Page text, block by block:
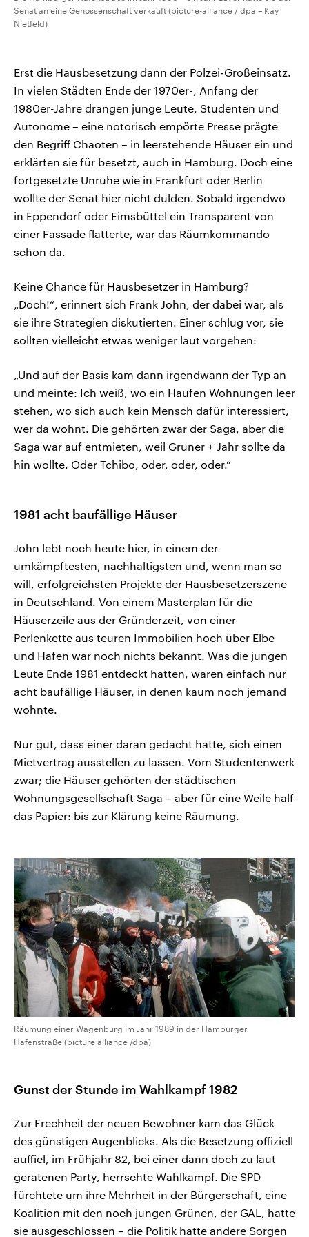
Senat an eine Genossenschaft verkauft (picture-alliance / dpa – Kay
Nietfeld)
Erst die Hausbesetzung dann der Polzei-Großeinsatz.
In vielen Städten Ende der 1970er-, Anfang der
1980er-Jahre drangen junge Leute, Studenten und
Autonome – eine notorisch empörte Presse prägte
den Begriff Chaoten – in leerstehende Häuser ein und
erklärten sie für besetzt, auch in Hamburg. Doch eine
fortgesetzte Unruhe wie in Frankfurt oder Berlin
wollte der Senat hier nicht dulden. Sobald irgendwo
in Eppendorf oder Eimsbüttel ein Transparent von
einer Fassade flatterte, war das Räumkommando
schon da.
Keine Chance für Hausbesetzer in Hamburg?
„Doch!“, erinnert sich Frank John, der dabei war, als
sie ihre Strategien diskutierten. Einer schlug vor, sie
sollten vielleicht etwas weniger laut vorgehen:
„Und auf der Basis kam dann irgendwann der Typ an
und meinte: Ich weiß, wo ein Haufen Wohnungen leer
stehen, wo sich auch kein Mensch dafür interessiert,
wer da wohnt. Die gehörten zwar der Saga, aber die
Saga war auf entmieten, weil Gruner + Jahr sollte da
hin wollte. Oder Tchibo, oder, oder, oder.“
1981 acht baufällige Häuser
John lebt noch heute hier, in einem der
umkämpftesten, nachhaltigsten und, wenn man so
will, erfolgreichsten Projekte der Hausbesetzerszene
in Deutschland. Von einem Masterplan für die
Häuserzeile aus der Gründerzeit, von einer
Perlenkette aus teuren Immobilien hoch über Elbe
und Hafen war noch nichts bekannt. Was die jungen
Leute Ende 1981 entdeckt hatten, waren einfach nur
acht baufällige Häuser, in denen kaum noch jemand
wohnte.
Nur gut, dass einer daran gedacht hatte, sich einen
Mietvertrag ausstellen zu lassen. Vom Studentenwerk
zwar; die Häuser gehörten der städtischen
Wohnungsgesellschaft Saga – aber für eine Weile half
das Papier: bis zur Klärung keine Räumung.
Räumung einer Wagenburg im Jahr 1989 in der Hamburger
Hafenstraße (picture alliance /dpa)
Gunst der Stunde im Wahlkampf 1982
Zur Frechheit der neuen Bewohner kam das Glück
des günstigen Augenblicks. Als die Besetzung offiziell
auffiel, im Frühjahr 82, bei einer dann doch zu laut
geratenen Party, herrschte Wahlkampf. Die SPD
fürchtete um ihre Mehrheit in der Bürgerschaft, eine
Koalition mit den noch jungen Grünen, der GAL, hatte
sie ausgeschlossen – die Politik hatte andere Sorgen